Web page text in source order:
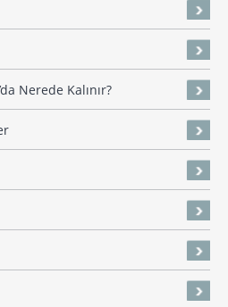
Nerede Kalınır?